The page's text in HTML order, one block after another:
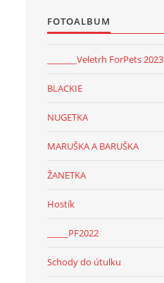
FOTOALBUM
_______Veletrh ForPets 2023
BLACKIE
NUGETKA
MARUŠKA A BARUŠKA
ŽANETKA
Hostík
_____PF2022
Schody do útulku